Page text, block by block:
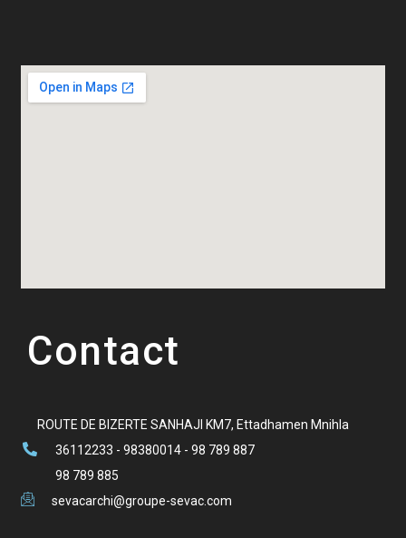
Contact
ROUTE DE BIZERTE SANHAJI KM7, Ettadhamen Mnihla
36112233 - 98380014 - 98 789 887
98 789 885
sevacarchi@groupe-sevac.com